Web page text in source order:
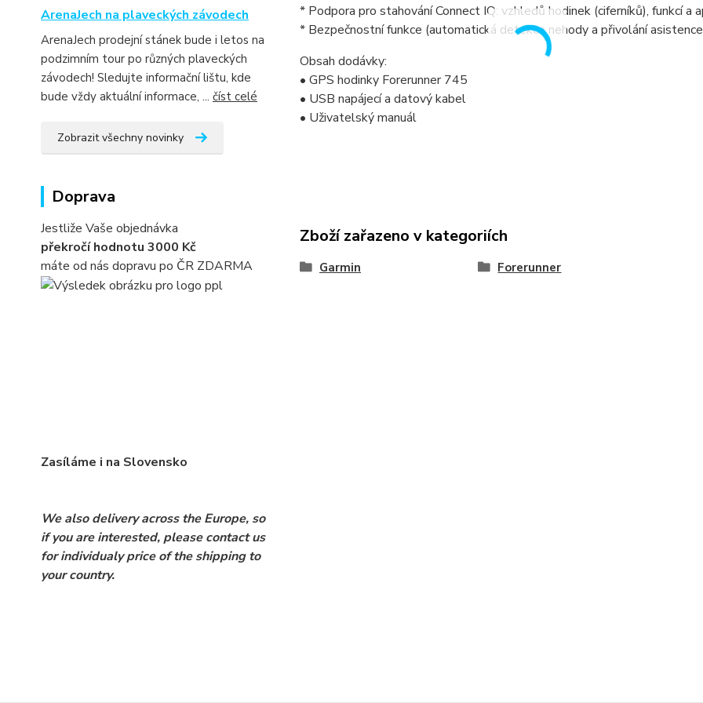
ArenaJech na plaveckých závodech
ArenaJech prodejní stánek bude i letos na
podzimním tour po různých plaveckých
závodech! Sledujte informační lištu, kde
bude vždy aktuální informace, ... číst celé
Zobrazit všechny novinky
Doprava
Jestliže Vaše objednávka
překročí hodnotu 3000 Kč
máte od nás dopravu po ČR ZDARMA
Zasíláme i na Slovensko
We also delivery across the Europe, so
if you are interested, please contact us
for individualy price of the shipping to
your country.
* Podpora pro stahování Connect IQ: vzhledů hodinek (ciferníků), funkcí a
* Bezpečnostní funkce (automatická detekce nehody a přivolání
Obsah dodávky:
• GPS hodinky Forerunner 745
• USB napájecí a datový kabel
• Uživatelský manuál
Zboží zařazeno v kategoriích
Garmin Forerunner